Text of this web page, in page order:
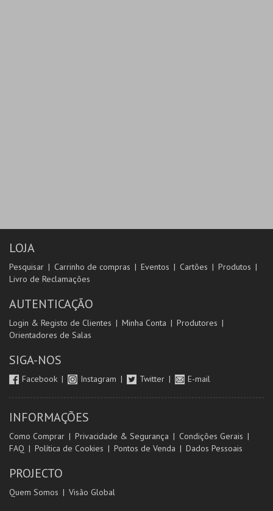
LOJA
Pesquisar Carrinho de compras Eventos Cartões
Produtos
Livro de Reclamações
AUTENTICAÇÃO
Login & Registo de Clientes Minha Conta
Produtores
Orientadores de Salas
SIGA-NOS
Facebook Instagram Twitter E-mail
INFORMAÇÕES
Como Comprar Privacidade & Segurança
Condições Gerais
FAQ
Política de Cookies Pontos de Venda Dados Pessoais
PROJECTO
Quem Somos Visão Global